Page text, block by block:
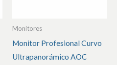
Monitores
Monitor Profesional Curvo
Ultrapanorámico AOC